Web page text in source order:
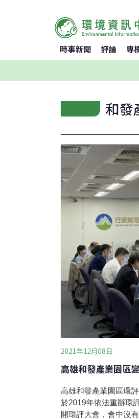
時事新聞 評論 專
和發
2021年12月08日
高雄和發產業園區
高雄和發產業園區環
於2019年依法重辦環
開環評大會，會中沒